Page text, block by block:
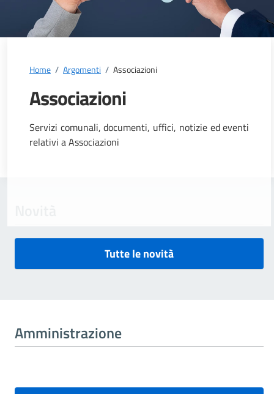
Home / Argomenti / Associazioni
Associazioni
Dettagli dell'argomento
Servizi comunali, documenti, uffici, notizie ed eventi
relativi a Associazioni
Tutte le novità
Amministrazione